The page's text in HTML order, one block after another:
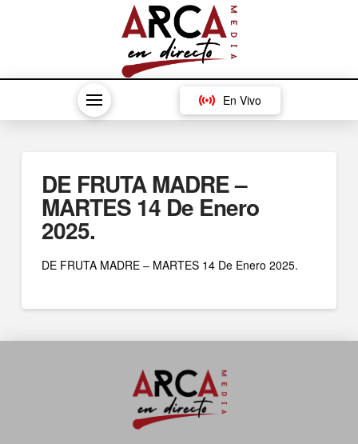
En Vivo
DE FRUTA MADRE –
MARTES 14 De Enero
2025.
DE FRUTA MADRE – MARTES 14 De Enero 2025.